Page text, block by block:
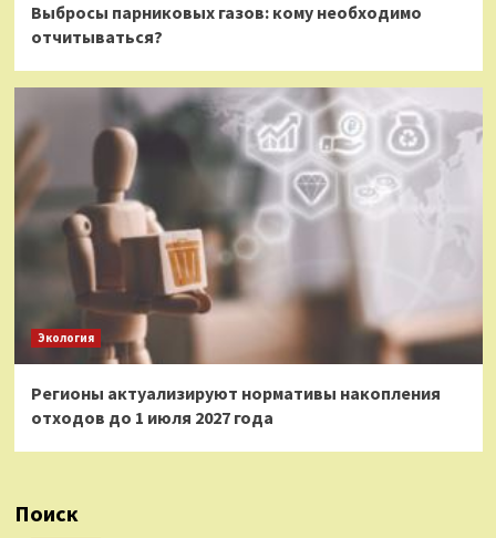
Выбросы парниковых газов: кому необходимо
отчитываться?
Экология
Регионы актуализируют нормативы накопления
отходов до 1 июля 2027 года
Поиск